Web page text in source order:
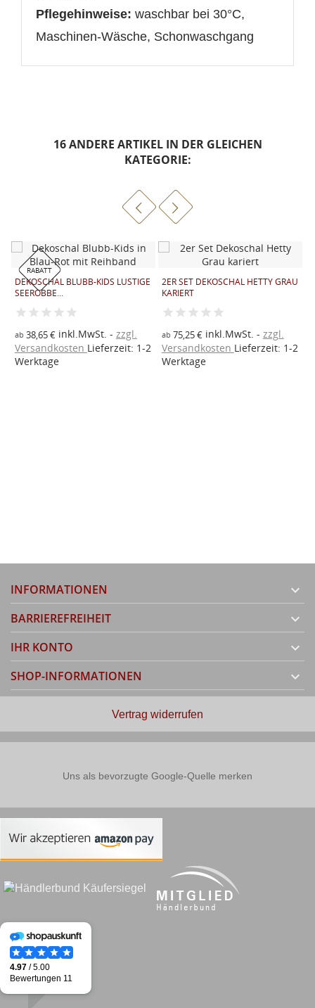
Pflegehinweise: waschbar bei 30°C,
Maschinen-Wäsche, Schonwaschgang
16 ANDERE ARTIKEL IN DER GLEICHEN
KATEGORIE:
RABATT
DEKOSCHAL BLUBB-KIDS LUSTIGE
SEEROBBE...
ab 38,65 €inkl.MwSt.
zzgl.
Versandkosten Lieferzeit: 1-2
Werktage
2ER SET DEKOSCHAL HETTY GRAU
KARIERT
ab 75,25 €inkl.MwSt.
zzgl.
Versandkosten Lieferzeit: 1-2
Werktage
INFORMATIONEN 
BARRIEREFREIHEIT 
IHR KONTO 
SHOP-INFORMATIONEN 
Vertrag widerrufen
Uns als bevorzugte Google-Quelle merken